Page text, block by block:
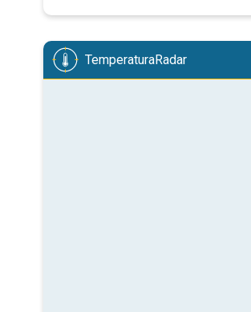
TemperaturaRadar